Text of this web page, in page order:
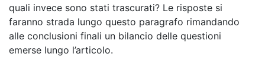
quali invece sono stati trascurati? Le risposte si
faranno strada lungo questo paragrafo rimandando
alle conclusioni finali un bilancio delle questioni
emerse lungo l’articolo.